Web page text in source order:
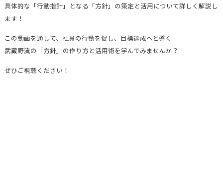
具体的な「行動指針」となる「方針」の策定と活用について詳しく解説し
ます！
この動画を通して、社員の行動を促し、目標達成へと導く
武蔵野流の「方針」の作り方と活用術を学んでみませんか？
ぜひご視聴ください！